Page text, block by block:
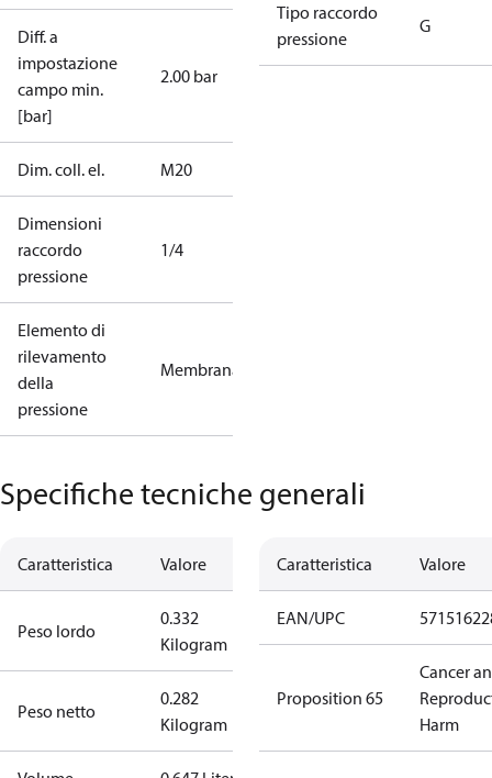
Diff. a
impostazione
campo min.
[bar]
2.00 bar
Dim. coll. el. M20
Dimensioni
raccordo
pressione
1/4
Elemento di
rilevamento
della
pressione
Membrana
Tipo raccordo
pressione
G
Specifiche tecniche generali
Caratteristica Valore
Peso lordo
0.332
Kilogram
Peso netto
0.282
Kilogram
Caratteristica Valore
EAN/UPC
Proposition 65
Cancer
Harm